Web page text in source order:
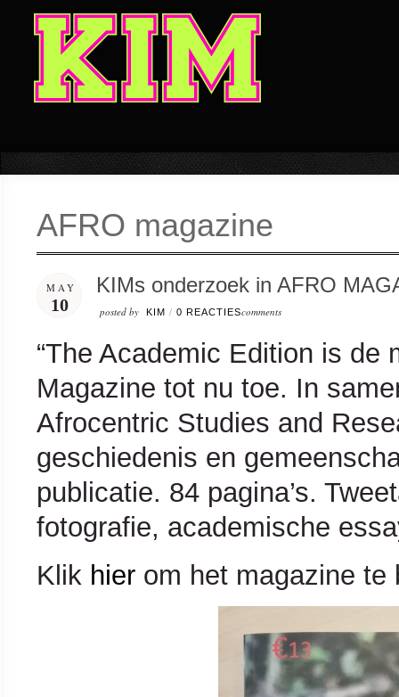
AFRO magazine
MAY
10
KIMs onderzoek in AFRO
posted by KIM / 0 REACTIEScomments
“The Academic Edition is de
Magazine tot nu toe. In
Afrocentric Studies and
geschiedenis en
publicatie. 84 pagina’s.
fotografie, academische
Klik hier om het magazine te